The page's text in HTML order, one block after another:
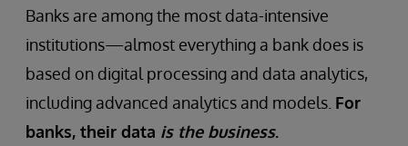
Banks are among the most data-intensive
institutions—almost everything a bank does is
based on digital processing and data analytics,
including advanced analytics and models. For
banks, their data is the business.